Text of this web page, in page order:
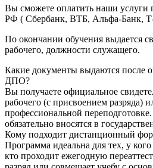
Вы сможете оплатить наши услуги
РФ ( Сбербанк, ВТБ, Альфа-Банк,
По окончании обучения выдается
рабочего, должности служащего.
Какие документы выдаются после
ДПО?
Вы получаете официальное
рабочего (с присвоением разряда)
профессиональной
обязательно вносятся в
Кому подходит дистанционный
Программа идеальна для тех, у
кто проходит ежегодную